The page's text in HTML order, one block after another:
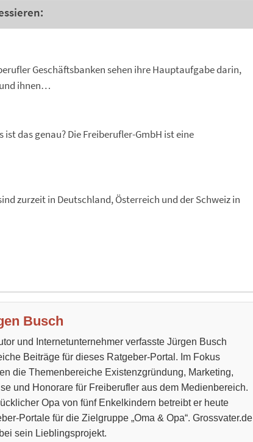
Geschäftsbanken sehen ihre Hauptaufgabe darin,
ihnen…
ist das genau? Die Freiberufler-GmbH ist eine
zurzeit in Deutschland, Österreich und der Schweiz in
Busch
und Internetunternehmer verfasste Jürgen Busch
Beiträge für dieses Ratgeber-Portal. Im Fokus
die Themenbereiche Existenzgründung, Marketing,
und Honorare für Freiberufler aus dem Medienbereich.
Opa von fünf Enkelkindern betreibt er heute
Portale für die Zielgruppe „Oma & Opa“. Grossvater.de
sein Lieblingsprojekt.